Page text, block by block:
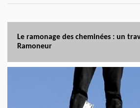
Le ramonage des cheminées : un
Ramoneur